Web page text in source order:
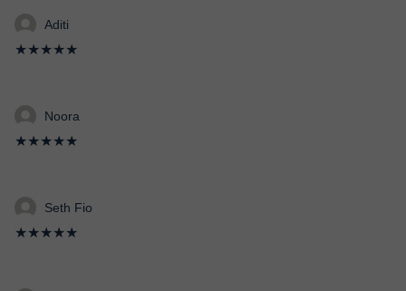
Aditi
★★★★★
Noora
★★★★★
Seth Fio
★★★★★